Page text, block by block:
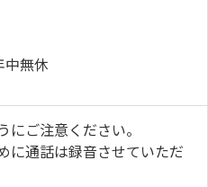
中無休
にご注意ください。
に通話は録音させていただ